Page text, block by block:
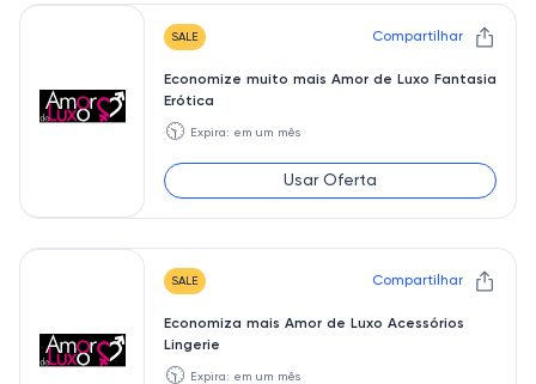
SALE Compartilhar
Economize muito mais Amor de Luxo Fantasia
Erótica
🕥 Expira: em um mês
Usar Oferta
SALE Compartilhar
Economiza mais Amor de Luxo Acessórios
Lingerie
🕥 Expira: em um mês